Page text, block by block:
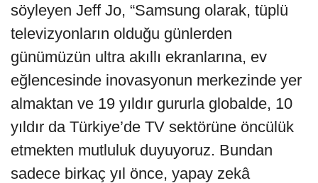
söyleyen Jeff Jo, “Samsung olarak, tüplü
televizyonların olduğu günlerden
günümüzün ultra akıllı ekranlarına, ev
eğlencesinde inovasyonun merkezinde yer
almaktan ve 19 yıldır gururla globalde, 10
yıldır da Türkiye’de TV sektörüne öncülük
etmekten mutluluk duyuyoruz. Bundan
sadece birkaç yıl önce, yapay zekâ